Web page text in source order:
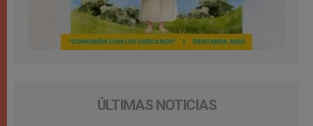
ÚLTIMAS NOTICIAS